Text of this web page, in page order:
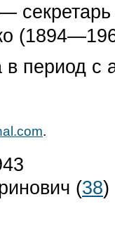
период с
.
(38)